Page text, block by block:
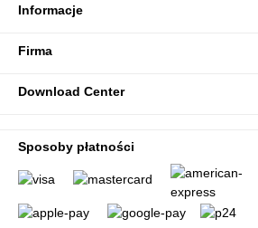
Informacje
Firma
Download Center
Sposoby płatności